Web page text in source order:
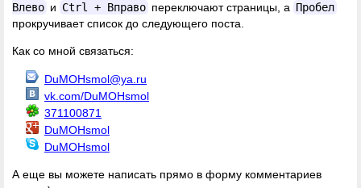
Влево и Ctrl + Вправо переключают страницы, а Пробел
прокручивает список до следующего поста.
Как со мной связаться:
DuMOHsmol@ya.ru
vk.com/DuMOHsmol
371100871
DuMOHsmol
DuMOHsmol
А еще вы можете написать прямо в форму комментариев